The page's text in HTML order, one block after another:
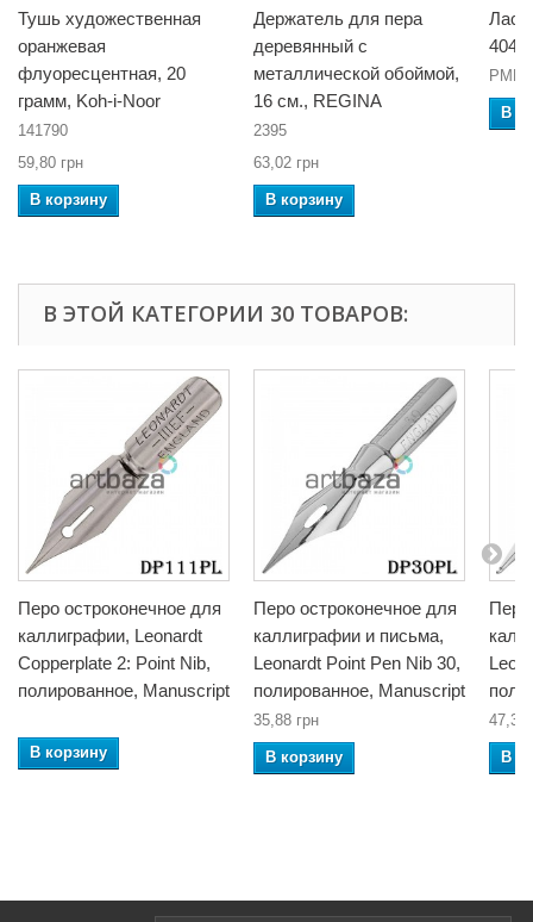
Тушь художественная
оранжевая
флуоресцентная, 20
грамм, Koh-i-Noor
141790
59,80 грн
В корзину
Держатель для пера
деревянный с
металлической обоймой,
16 см., REGINA
2395
63,02 грн
В корзину
PMM
В
В ЭТОЙ КАТЕГОРИИ 30 ТОВАРОВ:
Перо остроконечное для
каллиграфии, Leonardt
Copperplate 2: Point Nib,
полированное, Manuscript
В корзину
Перо остроконечное для
каллиграфии и письма,
Leonardt Point Pen Nib 30,
полированное, Manuscript
35,88 грн
В корзину
Перо
47,38
В